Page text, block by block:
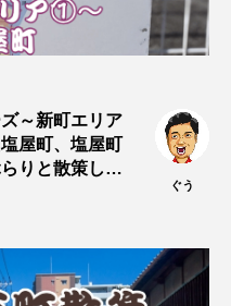
～新町エリア
屋町、塩屋町
りと散策して
ぐう